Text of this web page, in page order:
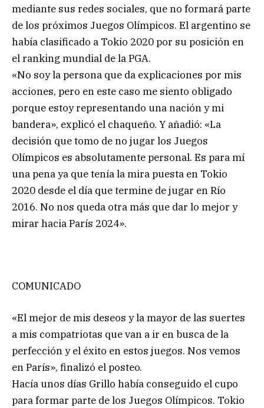
mediante sus redes sociales, que no formará parte
de los próximos Juegos Olímpicos. El argentino se
había clasificado a Tokio 2020 por su posición en
el ranking mundial de la PGA.
«No soy la persona que da explicaciones por mis
acciones, pero en este caso me siento obligado
porque estoy representando una nación y mi
bandera», explicó el chaqueño. Y añadió: «La
decisión que tomo de no jugar los Juegos
Olímpicos es absolutamente personal. Es para mí
una pena ya que tenía la mira puesta en Tokio
2020 desde el día que termine de jugar en Río
2016. No nos queda otra más que dar lo mejor y
mirar hacia París 2024».
COMUNICADO
«El mejor de mis deseos y la mayor de las suertes
a mis compatriotas que van a ir en busca de la
perfección y el éxito en estos juegos. Nos vemos
en París», finalizó el posteo.
Hacía unos días Grillo había conseguido el cupo
para formar parte de los Juegos Olímpicos. Tokio